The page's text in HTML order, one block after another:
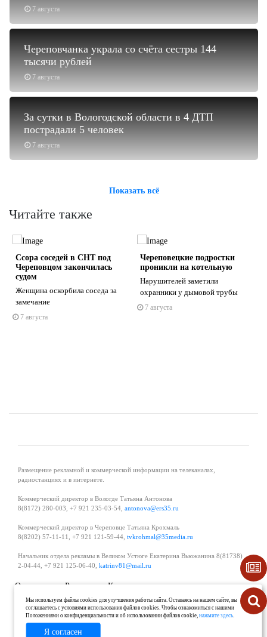
7 августа
7 августа
Череповчанка украла со счёта сестры 144
тысячи рублей
7 августа
За сутки в Вологодской области в 4 ДТП
пострадали 5 человек
Показать всё
Читайте также
Ссора соседей в СНТ под
Череповцом закончилась
судом
Женщина оскорбила соседа за
замечание
7 августа
Череповецкие подростки
проникли на котельную
Нарушителей заметили
охранники у дымовой трубы
7 августа
Размещение рекламной и коммерческой информации на телеканалах,
радиостанциях и в интернете.
Коммерческий директор в Вологде Татьяна Антонова
8(8172) 280-003, +7 921 235-03-54, antonova@ers35.ru
Коммерческий директор в Череповце Татьяна Крохмаль
8(8202) 57-11-11, +7 921 121-59-44, tvkrohmal@35media.ru
Начальник отдела рекламы в Великом Устюге Екатерина Вьюжанина 8(81738)
2-04-44, +7 921 125-06-40, katrinv81@mail.ru
О проекте Реклама
Контакты
Политика в области обработки и защиты персональных данных
Мы используем файлы cookies для улучшения работы сайта. Оставаясь на нашем сайте, вы
соглашаетесь с условиями использования файлов cookies. Чтобы ознакомиться с нашими
Положениями о конфиденциальности и об использовании файлов cookie,нажмите здесь.
Я согласен